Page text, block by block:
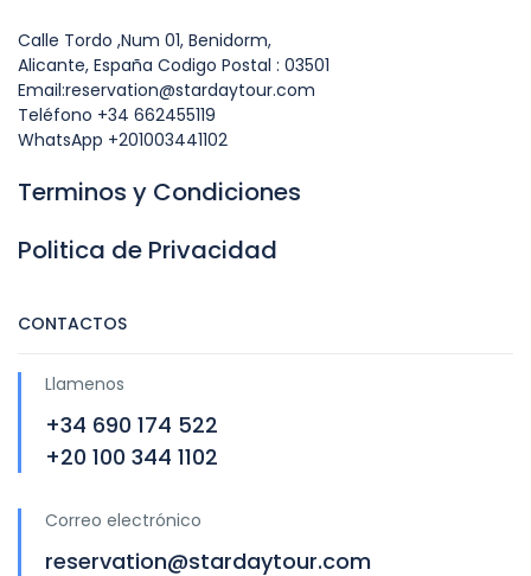
Calle Tordo ,Num 01, Benidorm,
Alicante, España Codigo Postal : 03501
Email:reservation@stardaytour.com
Teléfono +34 662455119
WhatsApp +201003441102
Terminos y Condiciones
Politica de Privacidad
CONTACTOS
Llamenos
+34 690 174 522
+20 100 344 1102
Correo electrónico
reservation@stardaytour.com